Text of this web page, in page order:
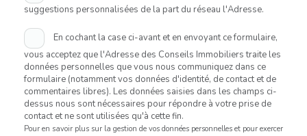
suggestions personnalisées de la part du réseau l'Adresse.
En cochant la case ci-avant et en envoyant ce formulaire,
vous acceptez que l'Adresse des Conseils Immobiliers traite les
données personnelles que vous nous communiquez dans ce
formulaire (notamment vos données d'identité, de contact et de
commentaires libres). Les données saisies dans les champs ci-
dessus nous sont nécessaires pour répondre à votre prise de
contact et ne sont utilisées qu'à cette fin.
Pour en savoir plus sur la gestion de vos données personnelles et pour exercer